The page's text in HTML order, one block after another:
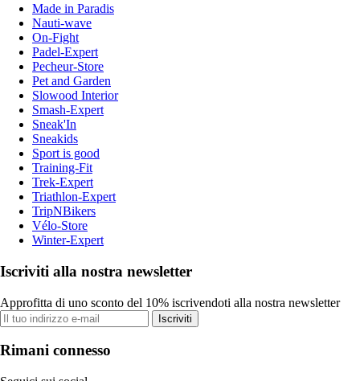
Made in Paradis
Nauti-wave
On-Fight
Padel-Expert
Pecheur-Store
Pet and Garden
Slowood Interior
Smash-Expert
Sneak'In
Sneakids
Sport is good
Training-Fit
Trek-Expert
Triathlon-Expert
TripNBikers
Vélo-Store
Winter-Expert
Iscriviti alla nostra newsletter
Approfitta di uno sconto del 10% iscrivendoti alla nostra newsletter
Iscriviti
Rimani connesso